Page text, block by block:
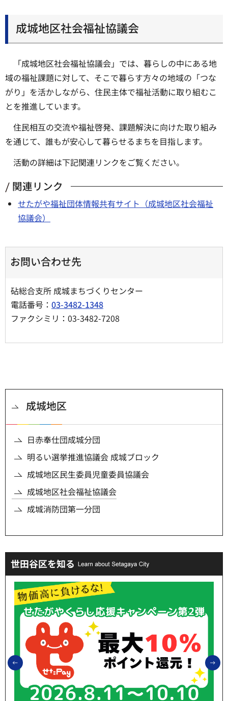
成城地区社会福祉協議会
「成城地区社会福祉協議会」では、暮らしの中にある地
域の福祉課題に対して、そこで暮らす方々の地域の「つな
がり」を活かしながら、住民主体で福祉活動に取り組むこ
とを推進しています。
住民相互の交流や福祉啓発、課題解決に向けた取り組み
を通じて、誰もが安心して暮らせるまちを目指します。
活動の詳細は下記関連リンクをご覧ください。
関連リンク
せたがや福祉団体情報共有サイト（成城地区社会福祉
協議会）
お問い合わせ先
砧総合支所 成城まちづくりセンター
電話番号： 03-3482-1348
ファクシミリ：03-3482-7208
成城地区
日赤奉仕団成城分団
明るい選挙推進協議会 成城ブロック
成城地区民生委員児童委員協議会
成城地区社会福祉協議会
成城消防団第一分団
世田谷区を知る
前のスライドを表示